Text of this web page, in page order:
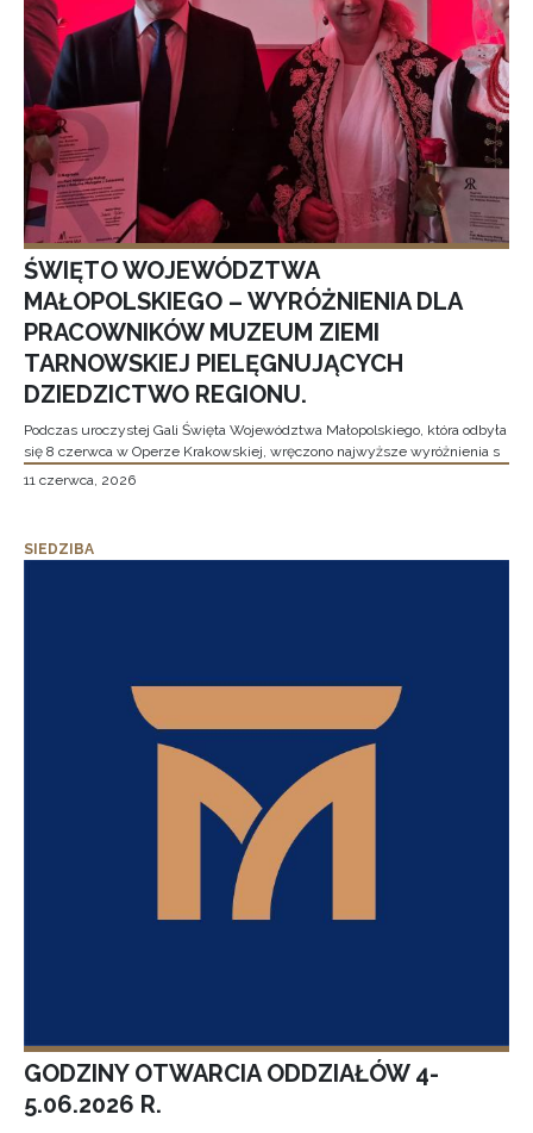
ŚWIĘTO WOJEWÓDZTWA
MAŁOPOLSKIEGO – WYRÓŻNIENIA DLA
PRACOWNIKÓW MUZEUM ZIEMI
TARNOWSKIEJ PIELĘGNUJĄCYCH
DZIEDZICTWO REGIONU.
Podczas uroczystej Gali Święta Województwa Małopolskiego, która odbyła
się 8 czerwca w Operze Krakowskiej, wręczono najwyższe wyróżnienia s
11 czerwca, 2026
SIEDZIBA
GODZINY OTWARCIA ODDZIAŁÓW 4-
5.06.2026 R.